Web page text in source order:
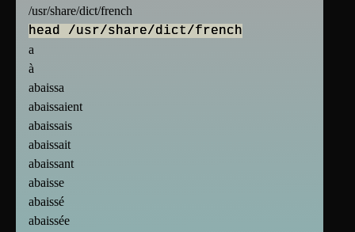
/usr/share/dict/french
head /usr/share/dict/french
a
à
abaissa
abaissaient
abaissais
abaissait
abaissant
abaisse
abaissé
abaissée